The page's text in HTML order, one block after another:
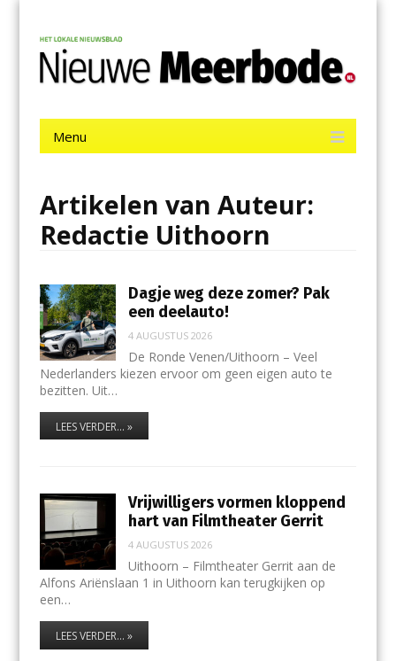
contentNieuwe Meerbode
Menu
Artikelen van Auteur:
Redactie Uithoorn
Dagje weg deze zomer? Pak
een deelauto!
4 AUGUSTUS 2026
De Ronde Venen/Uithoorn – Veel
Nederlanders kiezen ervoor om geen eigen auto te
bezitten. Uit…
LEES VERDER... »
Vrijwilligers vormen kloppend
hart van Filmtheater Gerrit
4 AUGUSTUS 2026
Uithoorn – Filmtheater Gerrit aan de
Alfons Ariënslaan 1 in Uithoorn kan terugkijken op
een…
LEES VERDER... »